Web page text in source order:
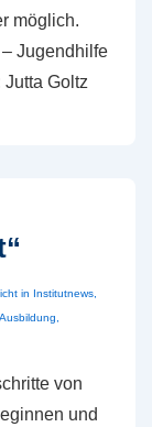
möglich.
Jugendhilfe
Jutta Goltz
in Institutnews
Ausbildung
von
und